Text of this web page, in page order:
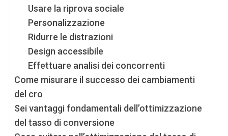
Usare la riprova sociale
Personalizzazione
Ridurre le distrazioni
Design accessibile
Effettuare analisi dei concorrenti
Come misurare il successo dei cambiamenti
del cro
Sei vantaggi fondamentali dell’ottimizzazione
del tasso di conversione